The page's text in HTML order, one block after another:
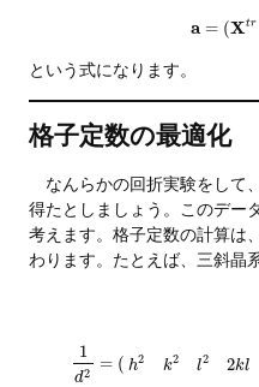
a = (Xtr
という式になります。
格子定数の最適化
なんらかの回折実験をして
得たとしましょう。このデー
考えます。格子定数の計算は
わります。たとえば、三斜晶
1
d2
= ( h2 k2 l2 2kl